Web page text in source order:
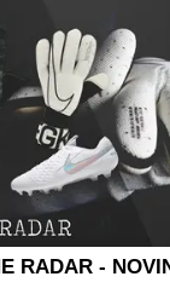
RADAR -